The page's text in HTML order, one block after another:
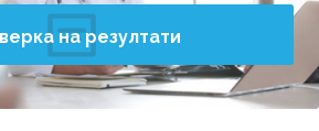
на резултати